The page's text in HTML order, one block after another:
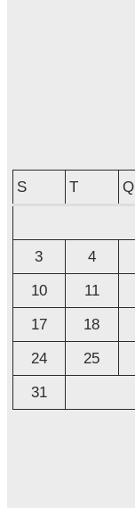
S
T Q
3
4
10
11
17
18
24
25
31